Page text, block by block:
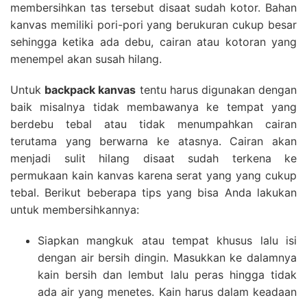
membersihkan tas tersebut disaat sudah kotor. Bahan
kanvas memiliki pori-pori yang berukuran cukup besar
sehingga ketika ada debu, cairan atau kotoran yang
menempel akan susah hilang.
Untuk backpack kanvas tentu harus digunakan dengan
baik misalnya tidak membawanya ke tempat yang
berdebu tebal atau tidak menumpahkan cairan
terutama yang berwarna ke atasnya. Cairan akan
menjadi sulit hilang disaat sudah terkena ke
permukaan kain kanvas karena serat yang yang cukup
tebal. Berikut beberapa tips yang bisa Anda lakukan
untuk membersihkannya:
Siapkan mangkuk atau tempat khusus lalu isi
dengan air bersih dingin. Masukkan ke dalamnya
kain bersih dan lembut lalu peras hingga tidak
ada air yang menetes. Kain harus dalam keadaan